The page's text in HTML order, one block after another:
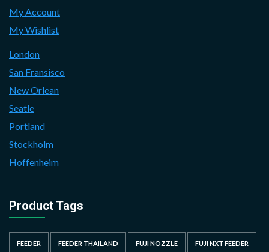
My Account
My Wishlist
London
San Fransisco
New Orlean
Seatle
Portland
Stockholm
Hoffenheim
Product Tags
FEEDER FEEDER THAILAND FUJI NOZZLE FUJI NXT FEEDER